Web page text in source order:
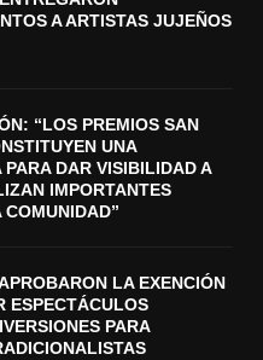
A ARTISTAS JUJEÑOS
“LOS PREMIOS SAN
UNA
PARA DAR VISIBILIDAD A
IMPORTANTES
LA EXENCIÓN
ESPECTÁCULOS
PARA